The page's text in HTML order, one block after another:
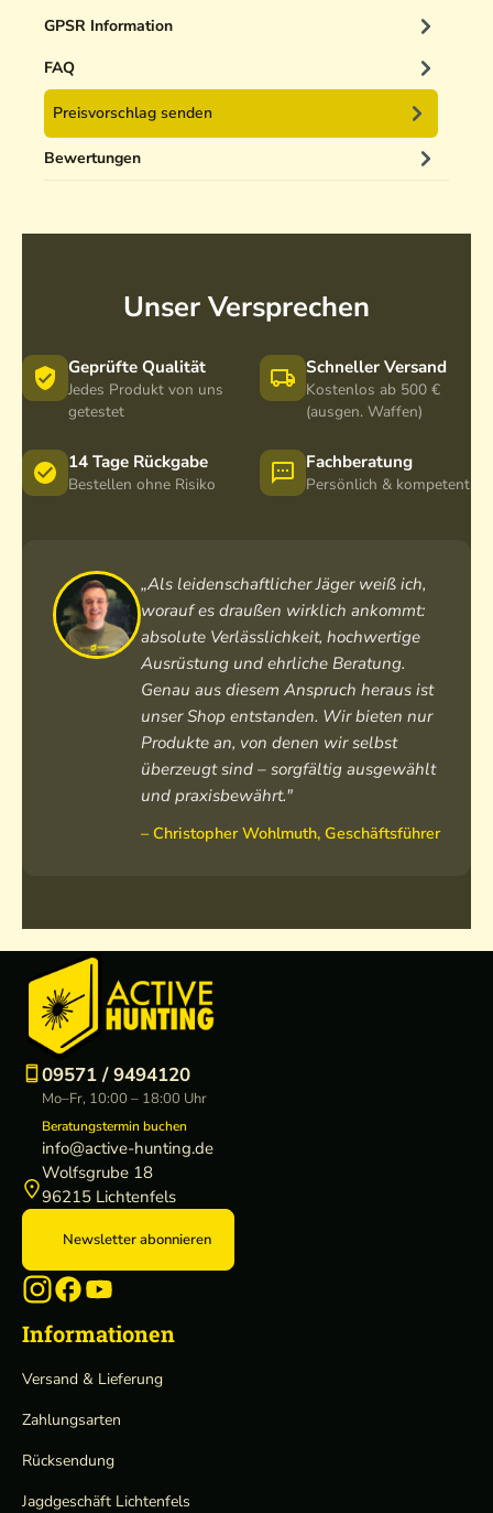
GPSR Information
FAQ
Preisvorschlag senden
Bewertungen
Unser Versprechen
Geprüfte Qualität
Jedes Produkt von uns
getestet
Schneller Versand
Kostenlos ab 500 €
(ausgen. Waffen)
14 Tage Rückgabe
Bestellen ohne Risiko
Fachberatung
Persönlich & kompetent
„Als leidenschaftlicher Jäger weiß ich,
worauf es draußen wirklich ankommt:
absolute Verlässlichkeit, hochwertige
Ausrüstung und ehrliche Beratung.
Genau aus diesem Anspruch heraus ist
unser Shop entstanden. Wir bieten nur
Produkte an, von denen wir selbst
überzeugt sind – sorgfältig ausgewählt
und praxisbewährt."
– Christopher Wohlmuth, Geschäftsführer
09571 / 9494120
Mo–Fr, 10:00 – 18:00 Uhr
Beratungstermin buchen
info@active-hunting.de
Wolfsgrube 18
96215 Lichtenfels
Newsletter abonnieren
Informationen
Versand & Lieferung
Zahlungsarten
Rücksendung
Jagdgeschäft Lichtenfels